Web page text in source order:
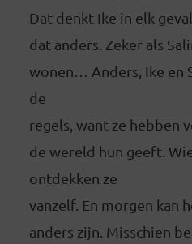
Dat denkt Ike in elk
dat anders. Zeker als
wonen… Anders, Ike en
de
regels, want ze hebben
de wereld hun geeft.
ontdekken ze
vanzelf. En morgen kan
anders zijn. Misschien